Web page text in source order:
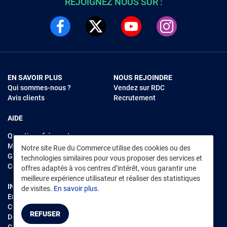
EN SAVOIR PLUS
Qui sommes-nous ?
Avis clients
AIDE
Questions fréquentes
Modes de règlements
Garantie et retours
Contacter Rue du Commerce
NOUS REJOINDRE
Vendez sur RDC
Recrutement
INFORMATIONS LÉGALES
Environnement
CGV /CGU Marketplace
Données personnelles
Notre site Rue du Commerce utilise des cookies ou des
technologies similaires pour vous proposer des services et
offres adaptés à vos centres d’intérêt, vous garantir une
meilleure expérience utilisateur et réaliser des statistiques
de visites. En savoir plus.
REFUSER